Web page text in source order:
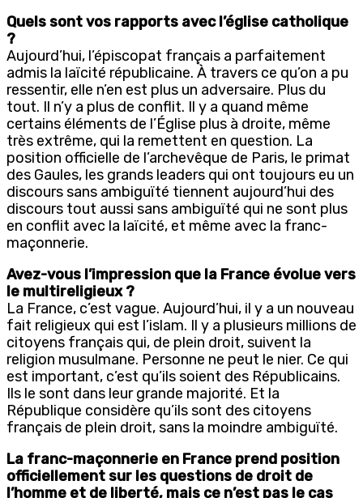
Quels sont vos rapports avec l’église catholique
?
Aujourd’hui, l’épiscopat français a parfaitement
admis la laïcité républicaine. À travers ce qu’on a pu
ressentir, elle n’en est plus un adversaire. Plus du
tout. Il n’y a plus de conflit. Il y a quand même
certains éléments de l’Église plus à droite, même
très extrême, qui la remettent en question. La
position officielle de l’archevêque de Paris, le primat
des Gaules, les grands leaders qui ont toujours eu un
discours sans ambiguïté tiennent aujourd’hui des
discours tout aussi sans ambiguïté qui ne sont plus
en conflit avec la laïcité, et même avec la franc-
maçonnerie.
Avez-vous l’impression que la France évolue vers
le multireligieux ?
La France, c’est vague. Aujourd’hui, il y a un nouveau
fait religieux qui est l’islam. Il y a plusieurs millions de
citoyens français qui, de plein droit, suivent la
religion musulmane. Personne ne peut le nier. Ce qui
est important, c’est qu’ils soient des Républicains.
Ils le sont dans leur grande majorité. Et la
République considère qu’ils sont des citoyens
français de plein droit, sans la moindre ambiguïté.
La franc-maçonnerie en France prend position
officiellement sur les questions de droit de
l’homme et de liberté, mais ce n’est pas le cas